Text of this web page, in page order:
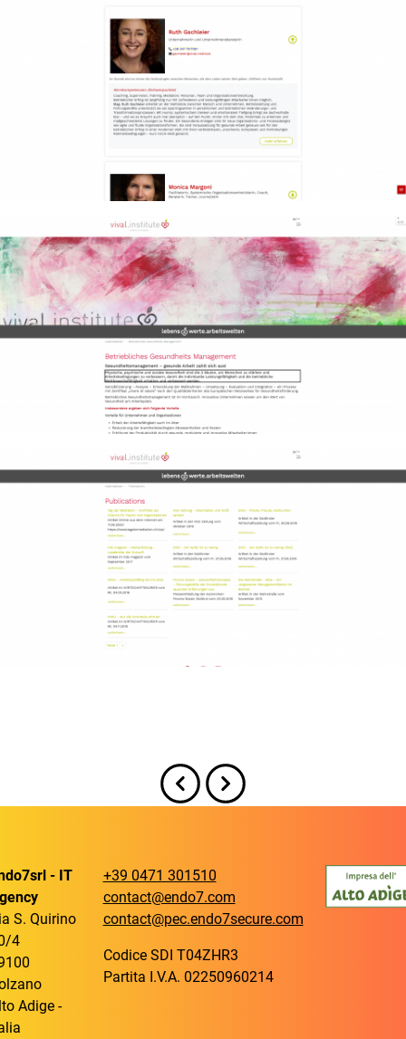
- IT
S. Quirino
4
Adige -
+39 0471 301510
contact@endo7.com
contact@pec.endo7secure.com
Codice SDI T04ZHR3
Partita I.V.A. 02250960214